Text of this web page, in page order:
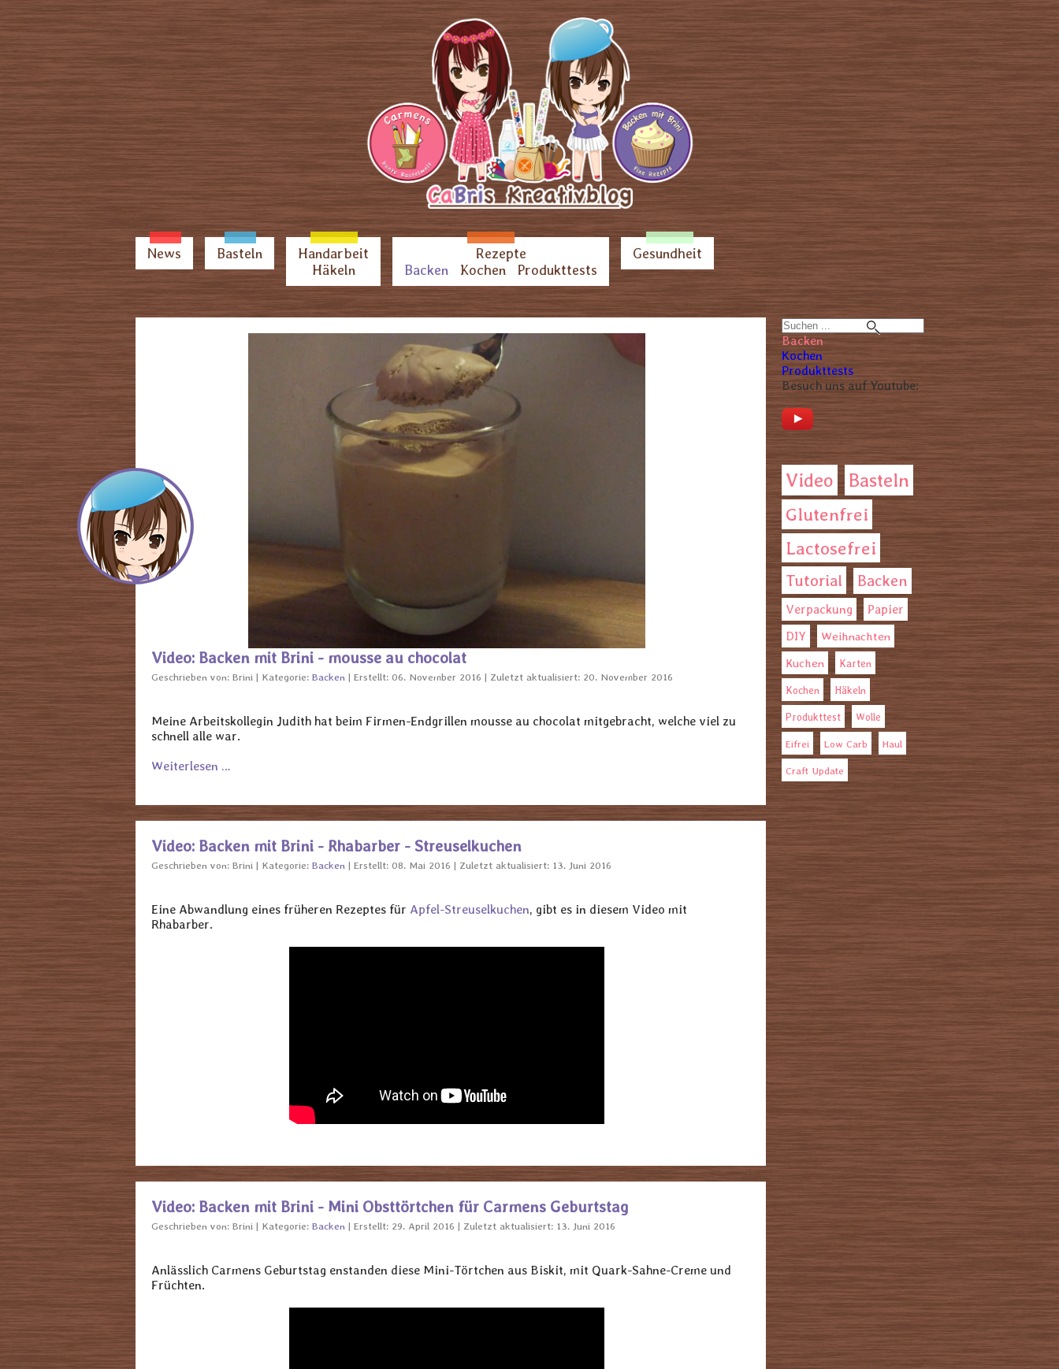
News Basteln
Handarbeit
Häkeln
Rezepte
Backen
Kochen Produkttests
Gesundheit
Backen
Kochen
Produkttests
Besuch uns auf Youtube:
Video Basteln
Glutenfrei
Lactosefrei
Tutorial Backen
Verpackung
Papier
DIY
Weihnachten
Kuchen Karten
Kochen Häkeln
Produkttest Wolle
Eifrei Low Carb Haul
Craft Update
Video: Backen mit Brini - mousse au chocolat
Geschrieben von: Brini Kategorie: Backen Erstellt: 06. November 2016 Zuletzt aktualisiert: 20. November 2016
Meine Arbeitskollegin Judith hat beim Firmen-Endgrillen mousse au chocolat mitgebracht, welche viel zu
schnell alle war.
Weiterlesen …
Video: Backen mit Brini - Rhabarber - Streuselkuchen
Geschrieben von: Brini Kategorie: Backen Erstellt: 08. Mai 2016 Zuletzt aktualisiert: 13. Juni 2016
Eine Abwandlung eines früheren Rezeptes für Apfel-Streuselkuchen, gibt es in diesem Video mit
Rhabarber.
Video: Backen mit Brini - Mini Obsttörtchen für Carmens Geburtstag
Geschrieben von: Brini Kategorie: Backen Erstellt: 29. April 2016 Zuletzt aktualisiert: 13. Juni 2016
Anlässlich Carmens Geburtstag enstanden diese Mini-Törtchen aus Biskit, mit Quark-Sahne-Creme und
Früchten.